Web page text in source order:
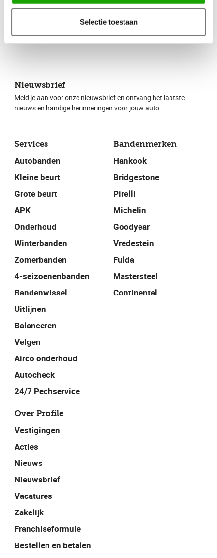
Selectie toestaan
Services
Autobanden
Kleine beurt
Grote beurt
APK
Onderhoud
Winterbanden
Zomerbanden
4-seizoenenbanden
Bandenwissel
Uitlijnen
Balanceren
Velgen
Airco onderhoud
Autocheck
24/7 Pechservice
Bandenmerken
Hankook
Bridgestone
Pirelli
Michelin
Goodyear
Vredestein
Fulda
Mastersteel
Continental
Over Profile
Vestigingen
Acties
Nieuws
Nieuwsbrief
Vacatures
Zakelijk
Franchiseformule
Bestellen en betalen
Nieuwsbrief
Meld je aan voor onze nieuwsbrief en ontvang het laatste
nieuws en handige herinneringen voor jouw auto.